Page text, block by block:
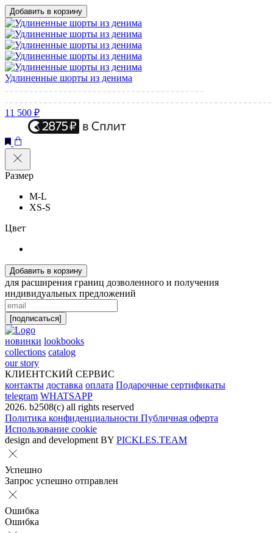
Добавить в корзину
Удлиненные шорты из денима
11 500 ₽
Размер
M-L
XS-S
Цвет
Добавить в корзину
для расширения границ дозволенного и получения
индивидуальных предложений
[подписаться]
новинки lookbooks
collections catalog
our story
КЛИЕНТСКИЙ СЕРВИС
контакты доставка оплата Подарочные сертификаты
telegram WHATSAPP
2026. b2508(с) all rights reserved
Политика конфиденциальности Публичная оферта
Использование cookie
design and development BY PICKLES.TEAM
Успешно
Запрос успешно отправлен
Ошибка
Ошибка